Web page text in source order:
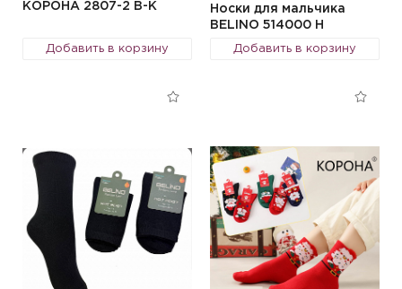
КОРОНА 2807-2 B-K
Добавить в корзину
Носки для мальчика
BELINO 514000 H
Добавить в корзину